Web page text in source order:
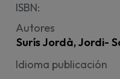
ISBN:
Autores
Surís Jordà, Jordi-
Idioma publicación